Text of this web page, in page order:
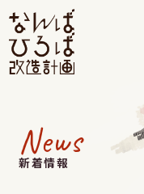
News
新着情報